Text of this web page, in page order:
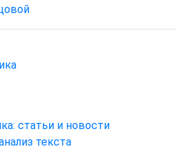
статьи и новости
текста